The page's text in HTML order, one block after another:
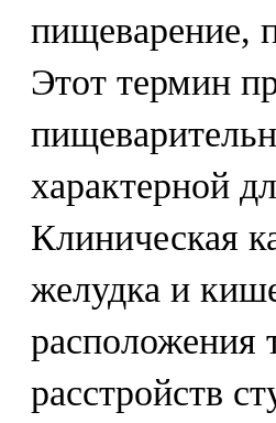
пищеварение,
Этот термин
характерной
Клиническая
желудка и
расположения
расстройств